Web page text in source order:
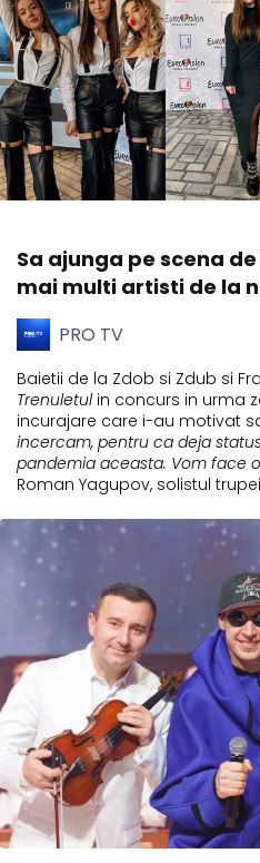
Sa ajunga pe scena
mai multi artisti de la
PRO TV
Baietii de la Zdob si Zdub si
Trenuletul in concurs in urma
incurajare care i-au motivat
incercam, pentru ca deja
pandemia aceasta. Vom face
Roman Yagupov, solistul